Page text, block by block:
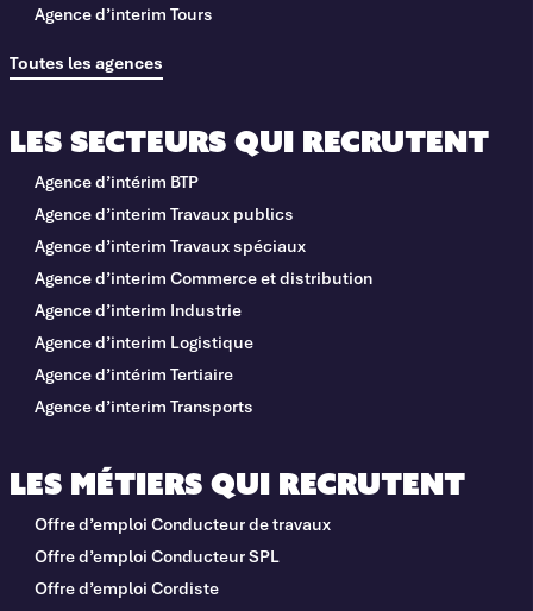
Agence d’interim Tours
Toutes les agences
Les métiers qui recrutent
Offre d’emploi Conducteur de travaux
Offre d’emploi Conducteur SPL
Offre d’emploi Cordiste
Les secteurs qui recrutent
Agence d’intérim BTP
Agence d’interim Travaux publics
Agence d’interim Travaux spéciaux
Agence d’interim Commerce et distribution
Agence d’interim Industrie
Agence d’interim Logistique
Agence d’intérim Tertiaire
Agence d’interim Transports